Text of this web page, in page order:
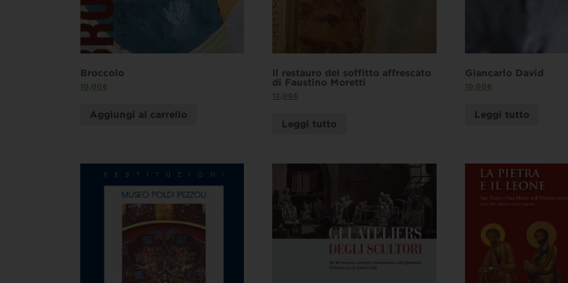
Broccolo
10,00€
Aggiungi al carrello
Il restauro del soffitto affrescato
di Faustino Moretti
12,00€
Leggi tutto
Giancarlo David
10,00€
Leggi tutto